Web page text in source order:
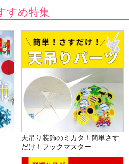
すめ特集
天吊り装飾のミカタ！簡単さす
だけ！フックマスター